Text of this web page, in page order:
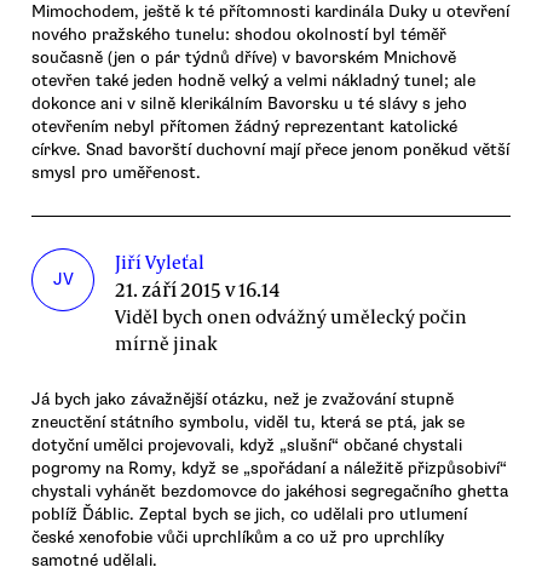
Mimochodem, ještě k té přítomnosti kardinála Duky u otevření
nového pražského tunelu: shodou okolností byl téměř
současně (jen o pár týdnů dříve) v bavorském Mnichově
otevřen také jeden hodně velký a velmi nákladný tunel; ale
dokonce ani v silně klerikálním Bavorsku u té slávy s jeho
otevřením nebyl přítomen žádný reprezentant katolické
církve. Snad bavorští duchovní mají přece jenom poněkud větší
smysl pro uměřenost.
JV
Jiří Vyleťal
21. září 2015 v 16.14
Viděl bych onen odvážný umělecký počin
mírně jinak
Já bych jako závažnější otázku, než je zvažování stupně
zneuctění státního symbolu, viděl tu, která se ptá, jak se
dotyční umělci projevovali, když „slušní“ občané chystali
pogromy na Romy, když se „spořádaní a náležitě přizpůsobiví“
chystali vyhánět bezdomovce do jakéhosi segregačního ghetta
poblíž Ďáblic. Zeptal bych se jich, co udělali pro utlumení
české xenofobie vůči uprchlíkům a co už pro uprchlíky
samotné udělali.